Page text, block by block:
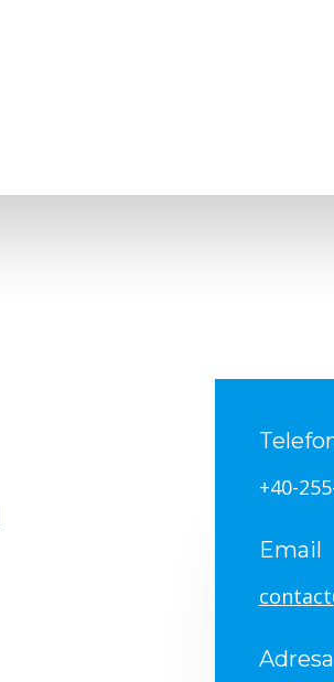
+40-
Email
Adresa